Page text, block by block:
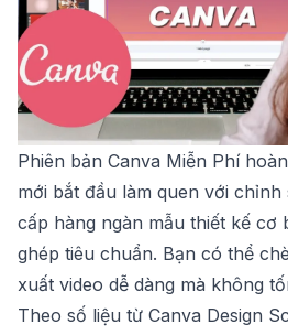
Phiên bản Canva Miễn Phí
mới bắt đầu làm quen với chỉnh
cấp hàng ngàn mẫu thiết kế cơ
ghép tiêu chuẩn. Bạn có thể
xuất video dễ dàng mà không
Theo số liệu từ Canva Design